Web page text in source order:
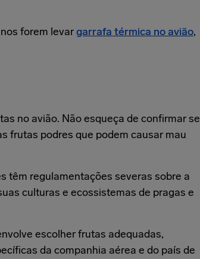
forem levargarrafa térmica no avião,
no avião. Não esqueça de confirmar se
frutas podres que podem causar mau
têm regulamentações severas sobre a
culturas e ecossistemas de pragas e
escolher frutas adequadas,
da companhia aérea e do país de